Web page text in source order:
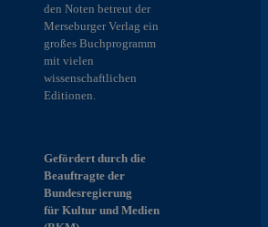
den Noten betreut der
Merseburger Verlag ein
großes Buchprogramm
mit vielen
wissenschaftlichen
Editionen.
Gefördert durch die
Beauftragte der
Bundesregierung
für Kultur und Medien